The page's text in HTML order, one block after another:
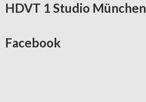
HDVT 1 Studio München
Facebook